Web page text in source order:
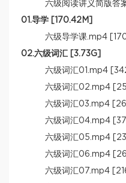
六级阅读讲义简版答
01.导学 [170.42M]
六级导学课.mp4
02.六级词汇 [3.73G]
六级词汇01.mp4
六级词汇02.mp4
六级词汇03.mp4
六级词汇04.mp4
六级词汇05.mp4
六级词汇06.mp4
六级词汇07.mp4